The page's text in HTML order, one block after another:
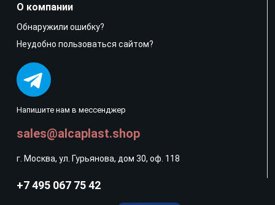
Напишите нам в мессенджер
sales@alcaplast.shop
г. Москва, ул. Гурьянова, дом 30, оф. 118
О компании
Обнаружили ошибку?
Неудобно пользоваться сайтом?
+7 495 067 75 42